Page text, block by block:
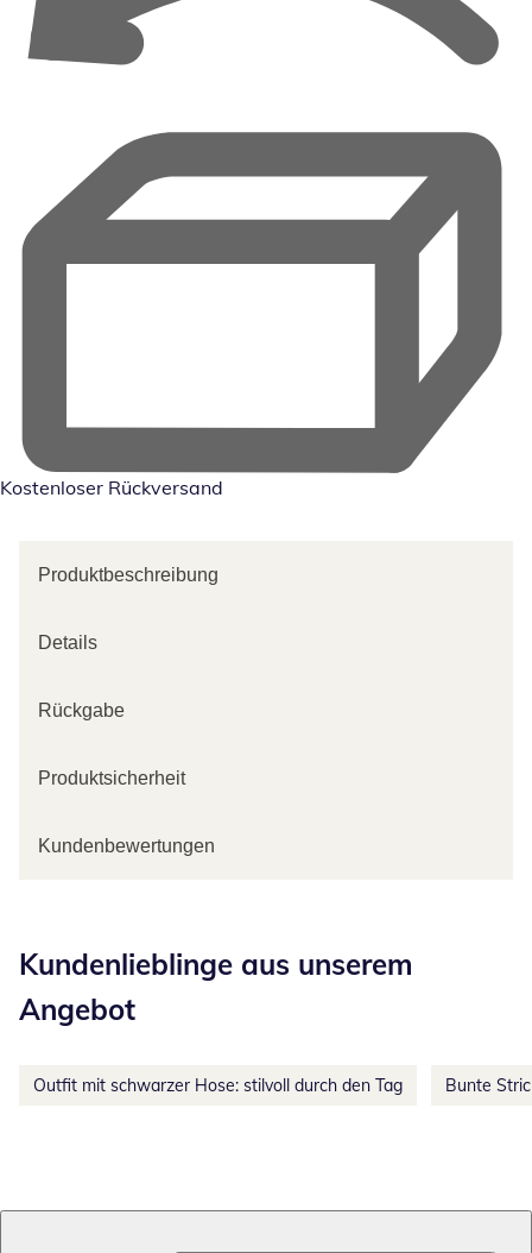
Kostenloser Rückversand
Produktbeschreibung
Details
Rückgabe
Produktsicherheit
Kundenbewertungen
Kundenlieblinge aus unserem
Angebot
Outfit mit schwarzer Hose: stilvoll durch den Tag Bunte